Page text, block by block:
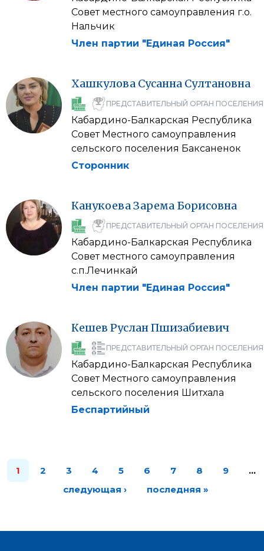
Совет местного самоуправления г.о.
Нальчик
Член партии "Единая Россия"
Хашкулова Сусанна Султановна
ПРЕДСТАВИТЕЛЬНЫЙ ОРГАН ПОСЕЛЕНИЯ
Кабардино-Балкарская Республика
Совет Местного самоуправления
сельского поселения Баксаненок
Сторонник
КанукоеваЗарема Борисовна
ПРЕДСТАВИТЕЛЬНЫЙ ОРГАН ПОСЕЛЕНИЯ
Кабардино-Балкарская Республика
Совет местного самоуправления
с.п.Лечинкай
Член партии "Единая Россия"
Кешев РусланПшизабиевич
ПРЕДСТАВИТЕЛЬНЫЙ ОРГАН ПОСЕЛЕНИЯ
Кабардино-Балкарская Республика
Совет Местного самоуправления
сельского поселения Шитхала
Беспартийный
1 2 3 4 5 6 7 8 9
…
следующая ›
последняя »